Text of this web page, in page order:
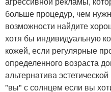
больше процедур, чем
возможности найдите
хотя бы индивидуальную
кожей, если регулярные
определенного возраста
альтернатива
"вы" с солнцем если вы